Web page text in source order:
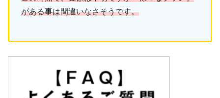
がある事は間違いなさそうです。